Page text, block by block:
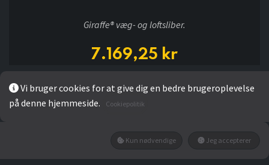
Giraffe® væg- og loftsliber.
7.169,25 kr
Add to wishlist
Vi bruger cookies for at give dig en bedre brugeroplevelse
på denne hjemmeside.
Cookiepolitik
Kun nødvendige Jeg accepterer